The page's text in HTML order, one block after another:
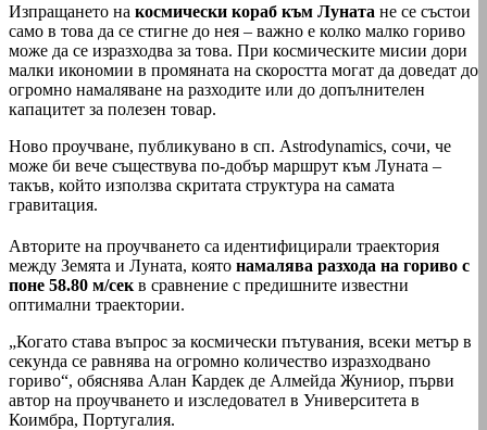
Изпращането на космически кораб към Луната не се състои
само в това да се стигне до нея – важно е колко малко гориво
може да се изразходва за това. При космическите мисии дори
малки икономии в промяната на скоростта могат да доведат до
огромно намаляване на разходите или до допълнителен
капацитет за полезен товар.
Ново проучване, публикувано в сп. Astrodynamics, сочи, че
може би вече съществува по-добър маршрут към Луната –
такъв, който използва скритата структура на самата
гравитация.
Авторите на проучването са идентифицирали траектория
между Земята и Луната, която намалява разхода на гориво с
поне 58.80 м/сек в сравнение с предишните известни
оптимални траектории.
„Когато става въпрос за космически пътувания, всеки метър в
секунда се равнява на огромно количество изразходвано
гориво“, обяснява Алан Кардек де Алмейда Жуниор, първи
автор на проучването и изследовател в Университета в
Коимбра, Португалия.